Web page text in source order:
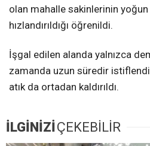
olan mahalle sakinlerinin
hızlandırıldığı öğrenildi.
İşgal edilen alanda yalnızca
zamanda uzun süredir
atık da ortadan kaldırıldı.
İLGİNİZİ ÇEKEBİLİR